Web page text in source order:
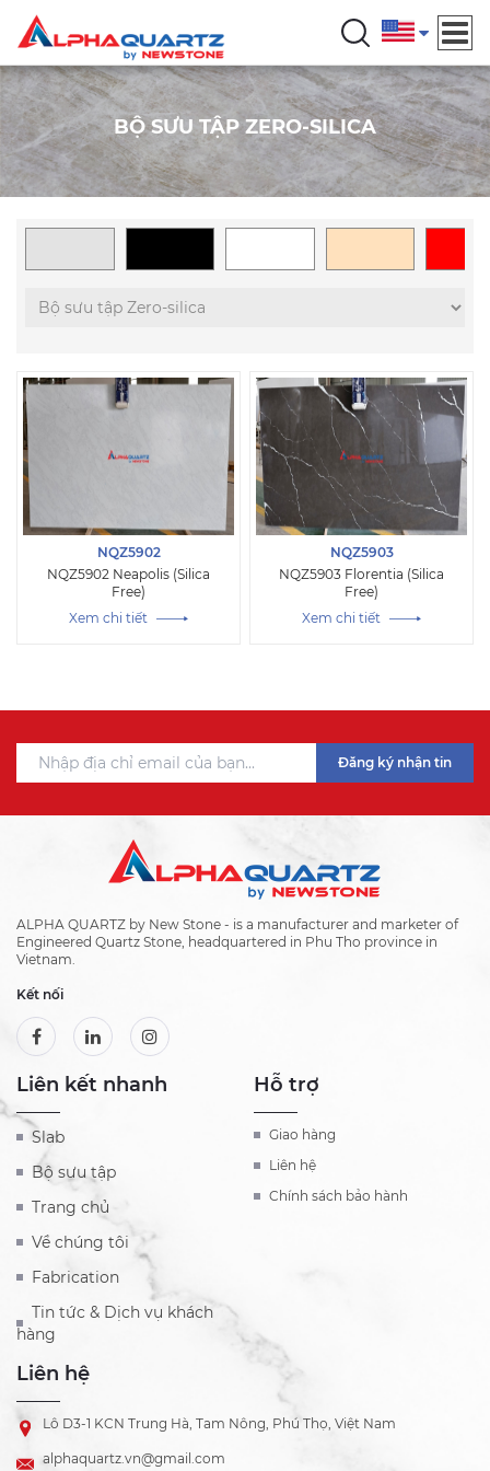
BỘ SƯU TẬP ZERO-SILICA
NQZ5902
NQZ5902 Neapolis (Silica
Free)
Xem chi tiết
NQZ5903
NQZ5903 Florentia (Silica
Free)
Xem chi tiết
Đăng ký nhận tin
ALPHA QUARTZ by New Stone - is a manufacturer and marketer of
Engineered Quartz Stone, headquartered in Phu Tho province in
Vietnam.
Kết nối
Liên kết nhanh
Slab
Bộ sưu tập
Trang chủ
Về chúng tôi
Fabrication
Tin tức & Dịch vụ khách
hàng
Hỗ trợ
Giao hàng
Liên hệ
Chính sách bảo hành
Liên hệ
Lô D3-1 KCN Trung Hà, Tam Nông, Phú Thọ, Việt Nam
alphaquartz.vn@gmail.com